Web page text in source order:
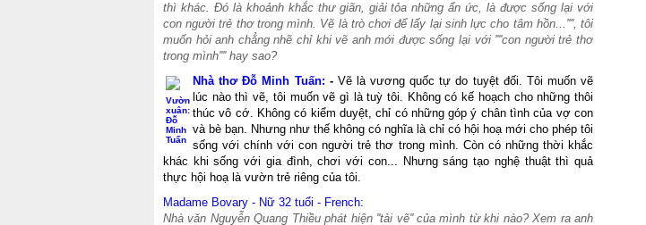
thì khác. Đó là khoảnh khắc thư giãn, giải tỏa những ẩn ức, là được sống lại với
con người trẻ thơ trong mình. Vẽ là trò chơi để lấy lại sinh lực cho tâm hồn...'''', tôi
muốn hỏi anh chẳng nhẽ chỉ khi vẽ anh mới được sống lại với ''''con người trẻ thơ
trong mình'''' hay sao?
Vườn
xuân:
Đỗ
Minh
Tuấn
Nhà thơ Đỗ Minh Tuấn: - Vẽ là vương quốc tự do tuyệt đối. Tôi muốn vẽ
lúc nào thì vẽ, tôi muốn vẽ gì là tuỳ tôi. Không có kế hoạch cho những thôi
thúc vô cớ. Không có kiểm duyệt, chỉ có những góp ý chân tình của vợ con
và bè bạn. Nhưng như thế không có nghĩa là chỉ có hội hoạ mới cho phép tôi
sống với chính với con người trẻ thơ trong mình. Còn có những thời khắc
khác khi sống với gia đình, chơi với con... Nhưng sáng tạo nghệ thuật thì quả
thực hội hoạ là vườn trẻ riêng của tôi.
Madame Bovary - Nữ 32 tuổi - French:
Nhà văn Nguyễn Quang Thiều phát hiện ''tài vẽ'' của mình từ khi nào? Xem ra anh